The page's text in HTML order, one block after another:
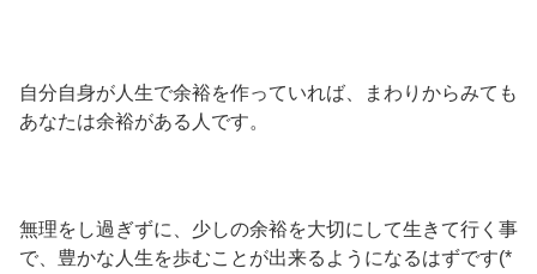
自分自身が人生で余裕を作っていれば、まわりからみても
あなたは余裕がある人です。
無理をし過ぎずに、少しの余裕を大切にして生きて行く事
で、豊かな人生を歩むことが出来るようになるはずです(*